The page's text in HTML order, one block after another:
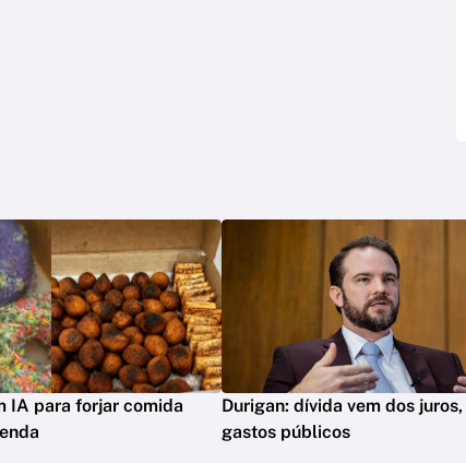
IA para forjar comida
Durigan: dívida vem dos
gastos públicos